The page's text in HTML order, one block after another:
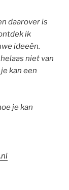
daarover is
ik
ideeën.
niet van
kan een
je kan